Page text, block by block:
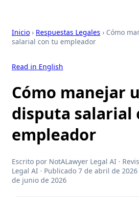
Inicio › Respuestas Legales › Cómo
salarial con tu empleador
Read in English
Cómo manejar
disputa salarial
empleador
Escrito por NotALawyer Legal AI ·
Legal AI · Publicado 7 de abril de
de junio de 2026